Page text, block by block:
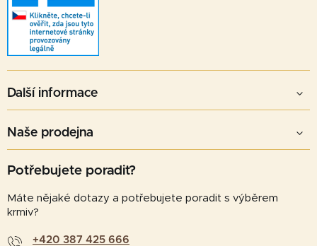
Další informace
Naše prodejna
Potřebujete poradit?
Máte nějaké dotazy a potřebujete poradit s výběrem
krmiv?
+420 387 425 666